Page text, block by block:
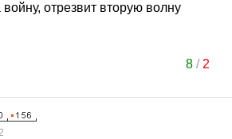
отрезвит вторую волну
8/ 2